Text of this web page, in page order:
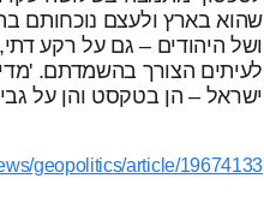
שהוא בארץ ולעצם נוכחותם
ושל היהודים – גם על רקע
לעיתים הצורך בהשמדתם.
ישראל – הן בטקסט והן על
geopolitics/article/19674133